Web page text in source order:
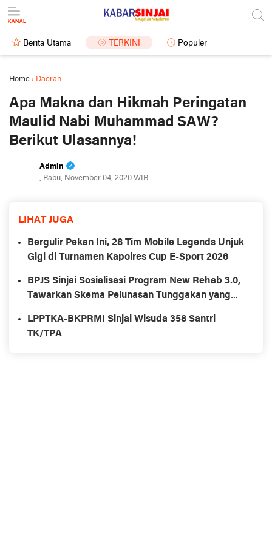
Berita Utama TERKINI Populer
Home › Daerah
Apa Makna dan Hikmah Peringatan
Maulid Nabi Muhammad SAW?
Berikut Ulasannya!
Admin
, Rabu, November 04, 2020 WIB
LIHAT JUGA
Bergulir Pekan Ini, 28 Tim Mobile Legends Unjuk
Gigi di Turnamen Kapolres Cup E-Sport 2026
BPJS Sinjai Sosialisasi Program New Rehab 3.0,
Tawarkan Skema Pelunasan Tunggakan yang
LPPTKA-BKPRMI Sinjai Wisuda 358 Santri
TK/TPA